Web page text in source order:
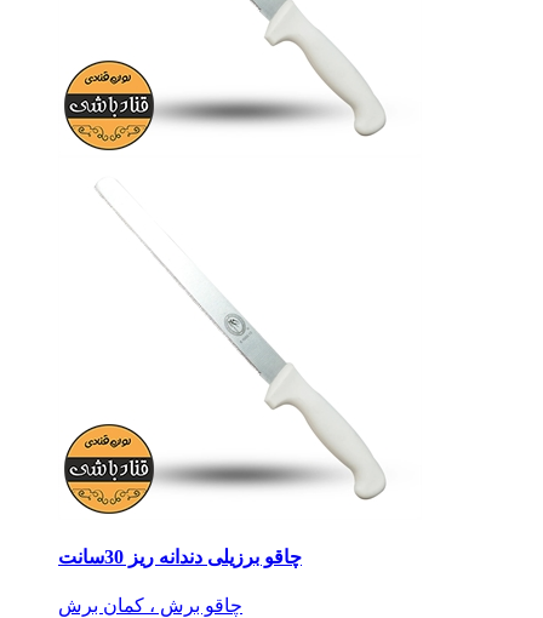
چاقو برزیلی دندانه ریز 30سانت
چاقو برش ، کمان برش